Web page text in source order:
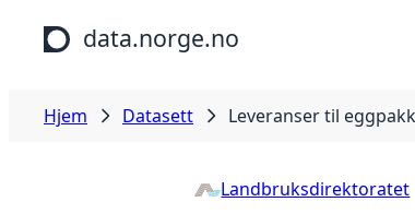
Hopp til hovedinnhold
data.norge.no
Hjem Datasett Leveranser til
Landbruksdirektoratet